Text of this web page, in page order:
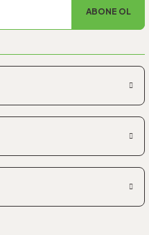
ABONE OL